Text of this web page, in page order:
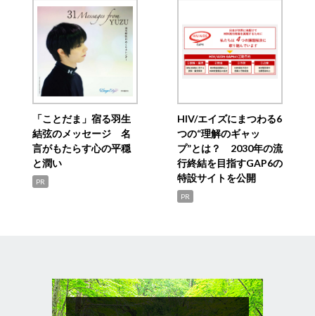
「ことだま」宿る羽生
結弦のメッセージ 名
言がもたらす心の平穏
と潤い
PR
HIV/エイズにまつわる6
つの“理解のギャッ
プ”とは？ 2030年の流
行終結を目指すGAP6の
特設サイトを公開
PR